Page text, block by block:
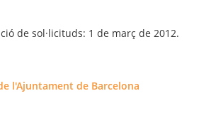
de sol·licituds: 1 de març de 2012.
l'Ajuntament de Barcelona